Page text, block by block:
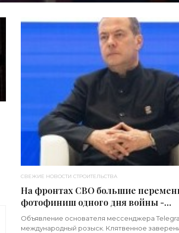
СВЕЖИЕ НОВОСТИ СТРОИТЕЛЬСТВА
На фронтах СВО большие
фотофиниш одного дня войны -
«Недвижимость»
Объявление основателя мессенджера
международный розыск. Клятвенное